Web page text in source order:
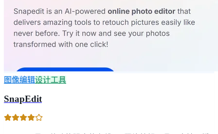
图像编辑设计工具
SnapEdit